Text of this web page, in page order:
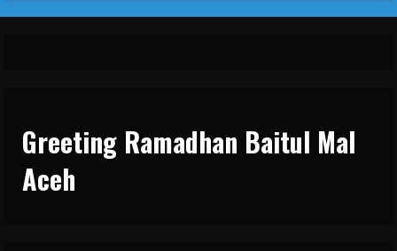
Greeting Ramadhan Baitul Mal
Aceh